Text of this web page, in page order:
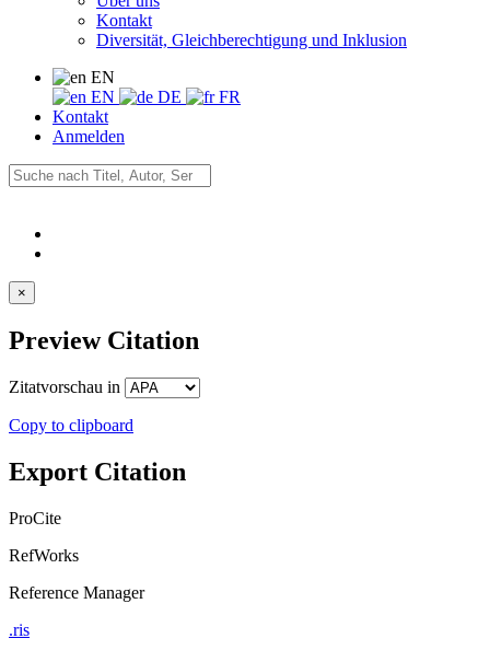
Kontakt
Diversität, Gleichberechtigung und Inklusion
EN
EN
DE
FR
Kontakt
Anmelden
×
Preview Citation
Zitatvorschau in
Copy to clipboard
Export Citation
ProCite
RefWorks
Reference Manager
.ris